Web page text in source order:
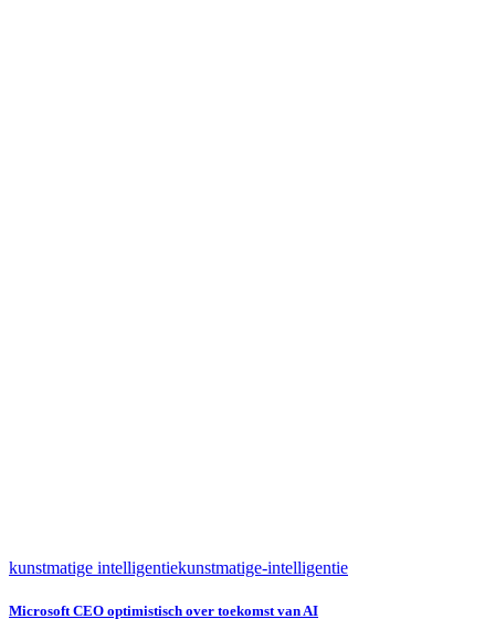
kunstmatige intelligentiekunstmatige-intelligentie
Microsoft CEO optimistisch over toekomst van AI